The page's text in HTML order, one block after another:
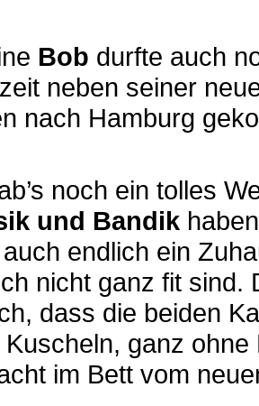
Bob durfte auch
neben seiner
nach Hamburg
noch ein tolles
und Bandik
endlich ein
nicht ganz fit
dass die beiden
ganz
im Bett vom